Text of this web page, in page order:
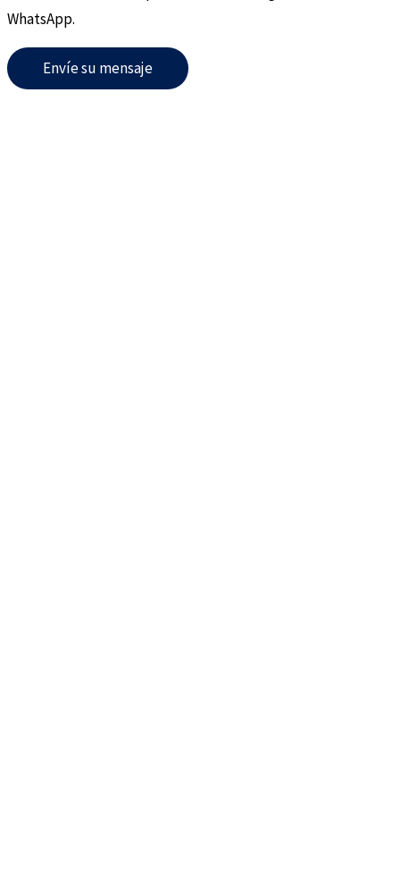
WhatsApp.
Envíe su mensaje